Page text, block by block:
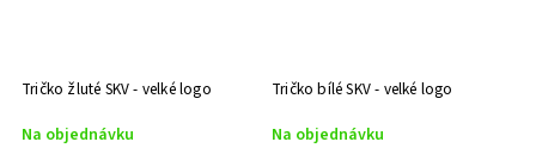
Tričko žluté SKV - velké logo
Na objednávku
Tričko bílé SKV - velké logo
Na objednávku